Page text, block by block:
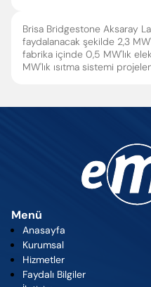
Enter’a
Brisa Bridgestone Aksaray
faydalanacak şekilde 2,3
fabrika içinde 0,5 MW'lık
MW'lık ısıtma sistemi
Menü
Anasayfa
Kurumsal
Hizmetler
Faydalı Bilgiler